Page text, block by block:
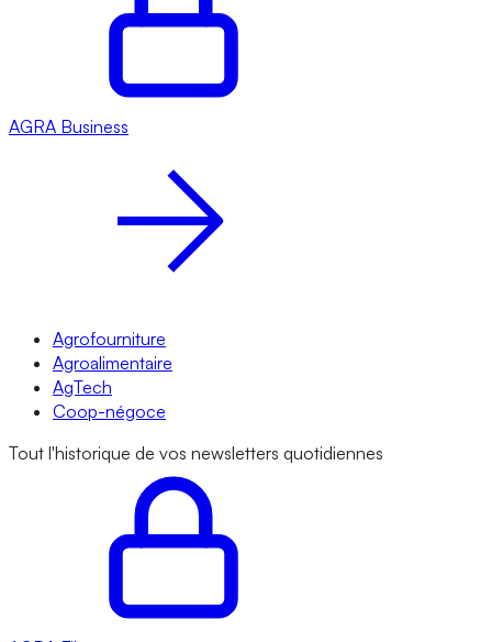
AGRA Business
Agrofourniture
Agroalimentaire
AgTech
Coop-négoce
Tout l'historique de vos newsletters quotidiennes